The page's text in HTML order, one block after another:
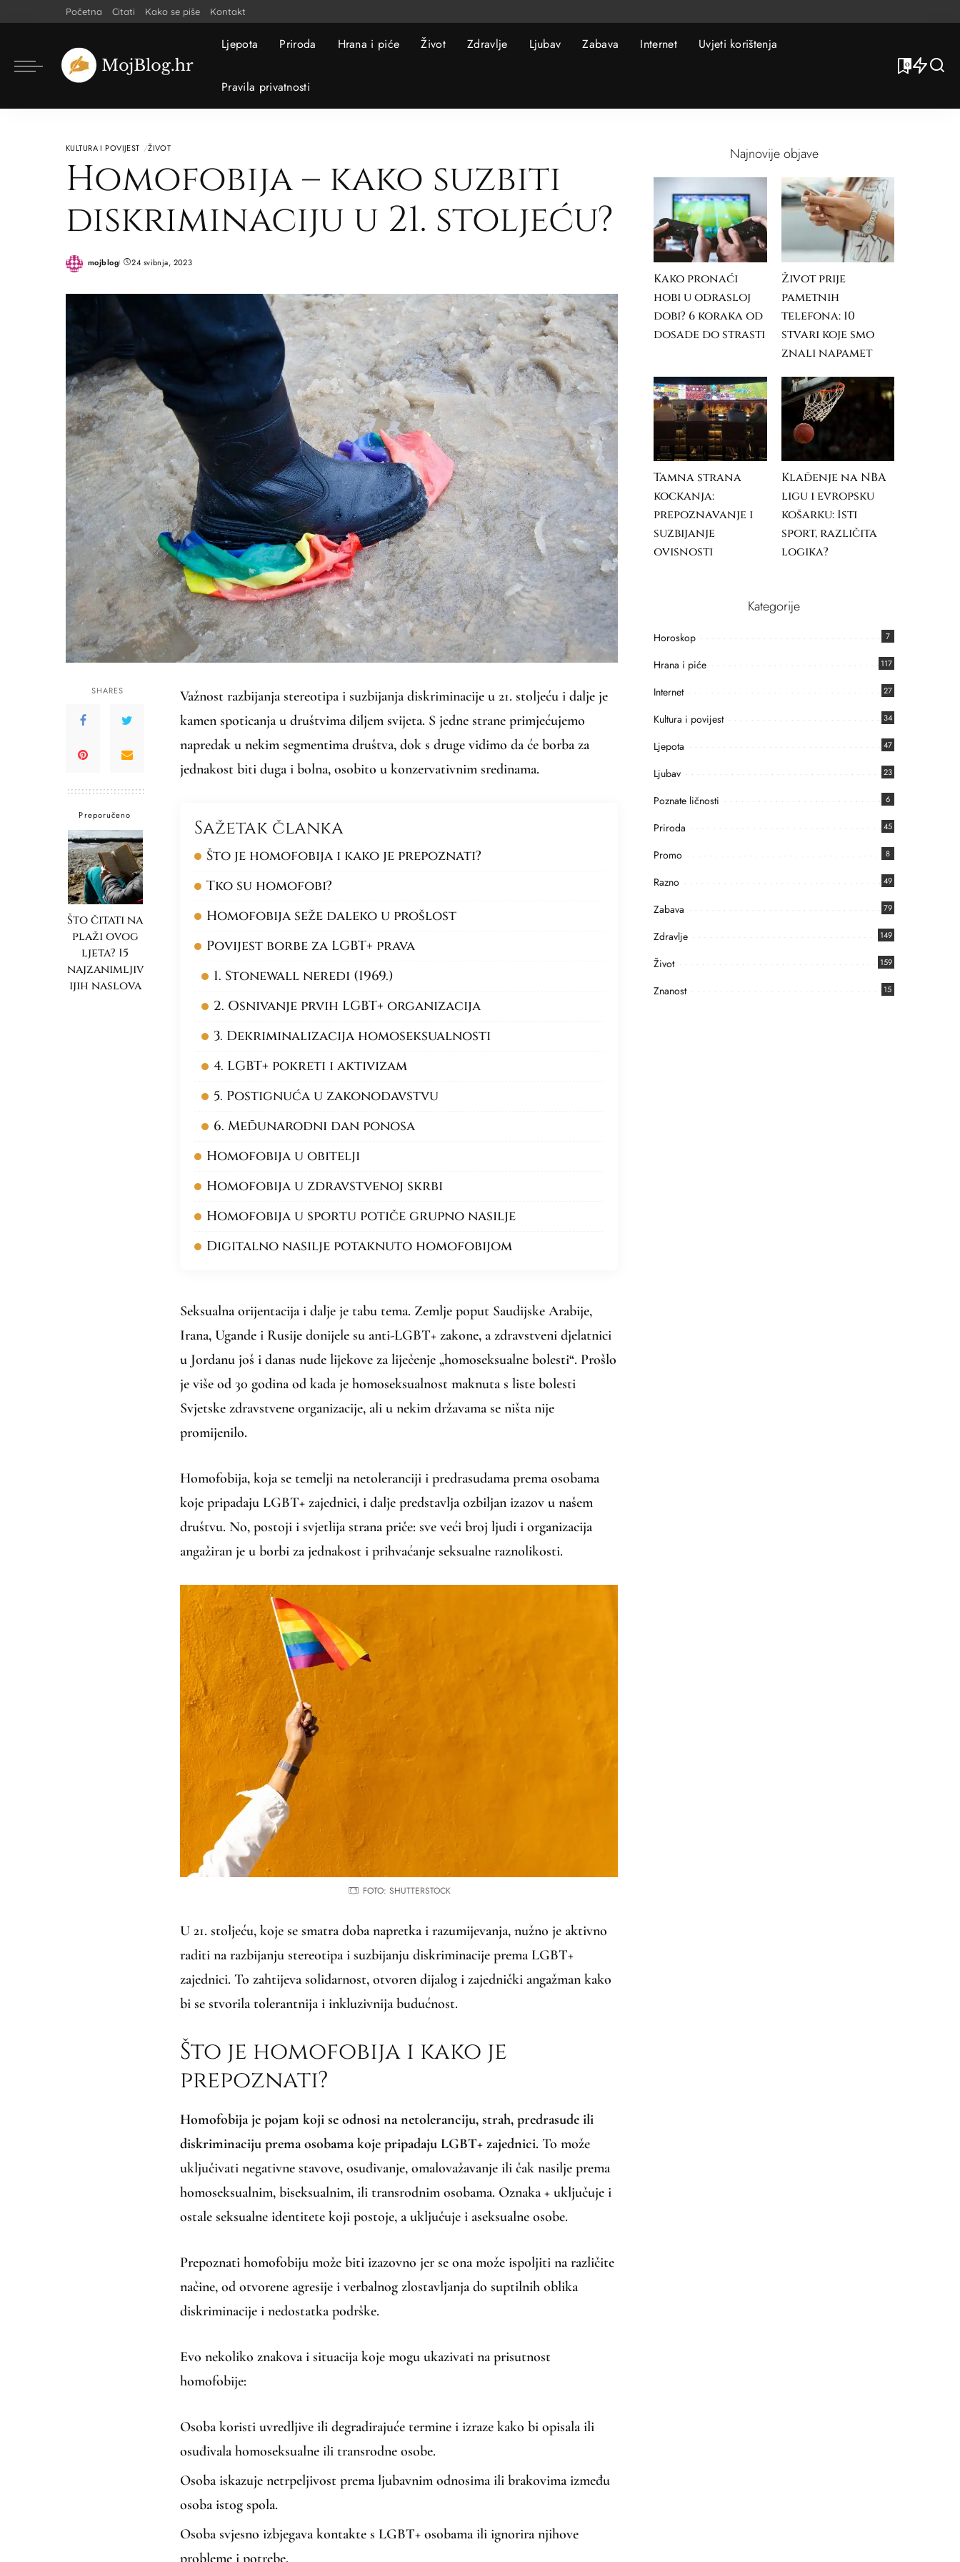
Početna Citati Kako se piše Kontakt
Ljepota Priroda Hrana i piće Život Zdravlje Ljubav Zabava Internet Uvjeti korištenja
Pravila privatnosti
0
KULTURA I POVIJEST ŽIVOT
Homofobija – kako suzbiti
diskriminaciju u 21. stoljeću?
Posted
mojblog 24 svibnja, 2023
SHARES
Preporučeno
Što čitati na
plaži ovog
ljeta? 15
najzanimljiv
ijih naslova
Važnost razbijanja stereotipa i suzbijanja diskriminacije u 21. stoljeću i dalje je
kamen spoticanja u društvima diljem svijeta. S jedne strane primjećujemo
napredak u nekim segmentima društva, dok s druge vidimo da će borba za
jednakost biti duga i bolna, osobito u konzervativnim sredinama.
Sažetak članka
Što je homofobija i kako je prepoznati?
Tko su homofobi?
Homofobija seže daleko u prošlost
Povijest borbe za LGBT+ prava
1. Stonewall neredi (1969.)
2. Osnivanje prvih LGBT+ organizacija
3. Dekriminalizacija homoseksualnosti
4. LGBT+ pokreti i aktivizam
5. Postignuća u zakonodavstvu
6. Međunarodni dan ponosa
Homofobija u obitelji
Homofobija u zdravstvenoj skrbi
Homofobija u sportu potiče grupno nasilje
Digitalno nasilje potaknuto homofobijom
Seksualna orijentacija i dalje je tabu tema. Zemlje poput Saudijske Arabije,
Irana, Ugande i Rusije donijele su anti-LGBT+ zakone, a zdravstveni djelatnici
u Jordanu još i danas nude lijekove za liječenje „homoseksualne bolesti“. Prošlo
je više od 30 godina od kada je homoseksualnost maknuta s liste bolesti
Svjetske zdravstvene organizacije, ali u nekim državama se ništa nije
promijenilo.
Homofobija, koja se temelji na netoleranciji i predrasudama prema osobama
koje pripadaju LGBT+ zajednici, i dalje predstavlja ozbiljan izazov u našem
društvu. No, postoji i svjetlija strana priče: sve veći broj ljudi i organizacija
angažiran je u borbi za jednakost i prihvaćanje seksualne raznolikosti.
FOTO: SHUTTERSTOCK
U 21. stoljeću, koje se smatra doba napretka i razumijevanja, nužno je aktivno
raditi na razbijanju stereotipa i suzbijanju diskriminacije prema LGBT+
zajednici. To zahtijeva solidarnost, otvoren dijalog i zajednički angažman kako
bi se stvorila tolerantnija i inkluzivnija budućnost.
Što je homofobija i kako je
prepoznati?
Homofobija je pojam koji se odnosi na netoleranciju, strah, predrasude ili
diskriminaciju prema osobama koje pripadaju LGBT+ zajednici. To može
uključivati negativne stavove, osuđivanje, omalovažavanje ili čak nasilje prema
homoseksualnim, biseksualnim, ili transrodnim osobama. Oznaka + uključuje i
ostale seksualne identitete koji postoje, a uključuje i aseksualne osobe.
Prepoznati homofobiju može biti izazovno jer se ona može ispoljiti na različite
načine, od otvorene agresije i verbalnog zlostavljanja do suptilnih oblika
diskriminacije i nedostatka podrške.
Evo nekoliko znakova i situacija koje mogu ukazivati na prisutnost
homofobije:
Osoba koristi uvredljive ili degradirajuće termine i izraze kako bi opisala ili
osuđivala homoseksualne ili transrodne osobe.
Osoba iskazuje netrpeljivost prema ljubavnim odnosima ili brakovima između
osoba istog spola.
Osoba svjesno izbjegava kontakte s LGBT+ osobama ili ignorira njihove
probleme i potrebe.
Najnovije objave
Kako pronaći
hobi u odrasloj
dobi? 6 koraka od
dosade do strasti
Život prije
pametnih
telefona: 10
stvari koje smo
znali napamet
Tamna strana
kockanja:
prepoznavanje i
suzbijanje
ovisnosti
Klađenje na NBA
ligu i evropsku
košarku: Isti
sport, različita
logika?
Kategorije
Horoskop 7
Hrana i piće 117
Internet 27
Kultura i povijest 34
Ljepota 47
Ljubav 23
Poznate ličnosti 6
Priroda 45
Promo 8
Razno 49
Zabava 79
Zdravlje 149
Život 159
Znanost 15